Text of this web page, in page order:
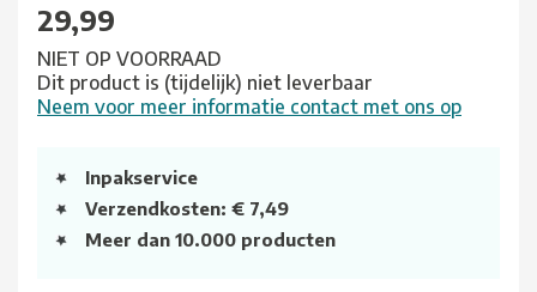
29,99
NIET OP VOORRAAD
Dit product is (tijdelijk) niet leverbaar
Neem voor meer informatie contact met ons op
Inpakservice
Verzendkosten: € 7,49
Meer dan 10.000 producten